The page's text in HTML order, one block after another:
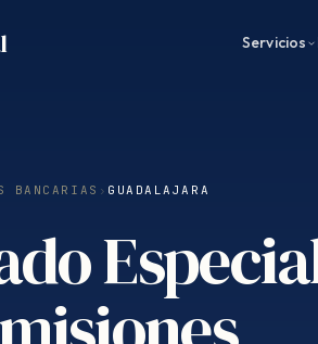
Servicios
BANCARIAS › GUADALAJARA